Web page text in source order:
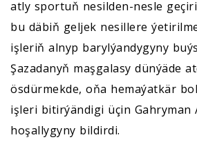
atly sportuň nesilden-nesle
bu däbiň geljek nesillere
işleriň alnyp barylýandygyny
Şazadanyň maşgalasy dünýäde
ösdürmekde, oňa hemaýatkär
işleri bitirýändigi üçin Gahryman
hoşallygyny bildirdi.